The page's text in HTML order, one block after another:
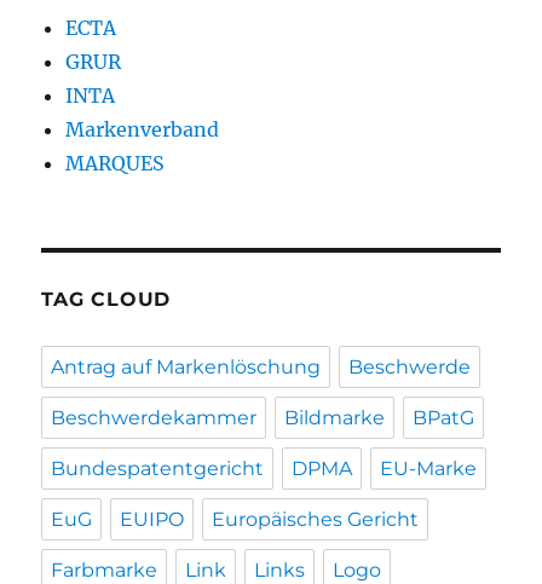
ECTA
GRUR
INTA
Markenverband
MARQUES
TAG CLOUD
Antrag auf Markenlöschung Beschwerde
Beschwerdekammer Bildmarke BPatG
Bundespatentgericht DPMA EU-Marke
EuG EUIPO Europäisches Gericht
Farbmarke Link Links Logo